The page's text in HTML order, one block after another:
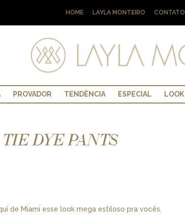
HOME LAYLA MONTEIRO CONTATO
PROVADOR TENDÊNCIA ESPECIAL LOOK
DYE PANTS
de Miami esse look mega estiloso pra vocês.